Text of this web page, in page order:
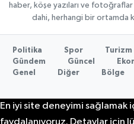
haber, köşe yazıları ve fotoğraflar
dahi, herhangi bir ortamda
Politika Spor
Turizm
Gündem
Güncel
Genel
Diğer Bölge
En iyi site deneyimi sağlamak
faydalanıyoruz. Detaylar için